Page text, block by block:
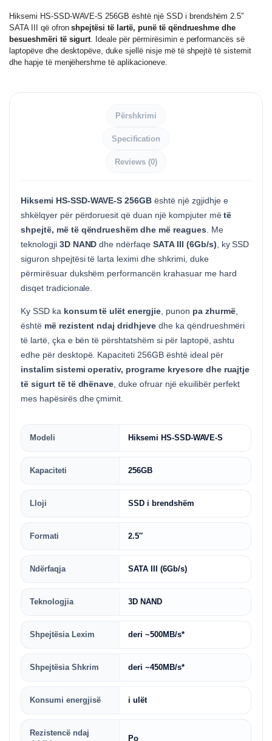
Hiksemi HS-SSD-WAVE-S 256GB është një SSD i brendshëm 2.5″
SATA III që ofronshpejtësi të lartë, punë të qëndrueshme dhe
besueshmëri të sigurt. Ideale për përmirësimin e performancës së
laptopëve dhe desktopëve, duke sjellë nisje më të shpejtë të sistemit
dhe hapje të menjëhershme të aplikacioneve.
Përshkrimi
Specification
Reviews (0)
Hiksemi HS-SSD-WAVE-S 256GB është një zgjidhje e
shkëlqyer për përdoruesit që duan një kompjuter mëtë
shpejtë, më të qëndrueshëm dhe më reagues . Me
teknologji 3D NAND dhe ndërfaqeSATA III (6Gb/s) , ky SSD
siguron shpejtësi të larta leximi dhe shkrimi, duke
përmirësuar dukshëm performancën krahasuar me hard
disqet tradicionale.
Ky SSD ka konsum të ulët energjie , punon pa zhurmë,
është më rezistent ndaj dridhjeve dhe ka qëndrueshmëri
të lartë, çka e bën të përshtatshëm si për laptopë, ashtu
edhe për desktopë. Kapaciteti 256GB është ideal për
instalim sistemi operativ, programe kryesore dhe ruajtje
të sigurt të të dhënave , duke ofruar një ekuilibër perfekt
mes hapësirës dhe çmimit.
Modeli Hiksemi HS-SSD-WAVE-S
Kapaciteti 256GB
Lloji SSD i brendshëm
Formati 2.5″
Ndërfaqja SATA III (6Gb/s)
Teknologjia 3D NAND
Shpejtësia Lexim deri ~500MB/s*
Shpejtësia Shkrim deri ~450MB/s*
Konsumi energjisë i ulët
Rezistencë ndaj
Po